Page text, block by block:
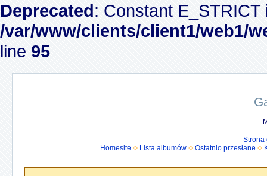
Deprecated: Constant
/var/www/clients/client1/web1/
line 95
Strona
Homesite
Lista albumów Ostatnio przesłane